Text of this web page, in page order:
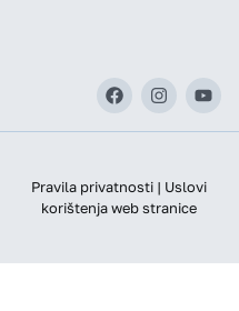
Pravila privatnosti | Uslovi
korištenja web stranice